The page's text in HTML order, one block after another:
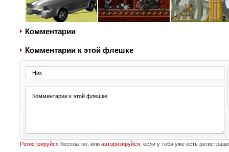
Комментарии
Комментарии к этой флешке
Регистрируйсябесплатно, или авторизируйся, если у тебя уже есть